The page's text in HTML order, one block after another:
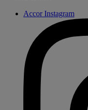
Accor Instagram